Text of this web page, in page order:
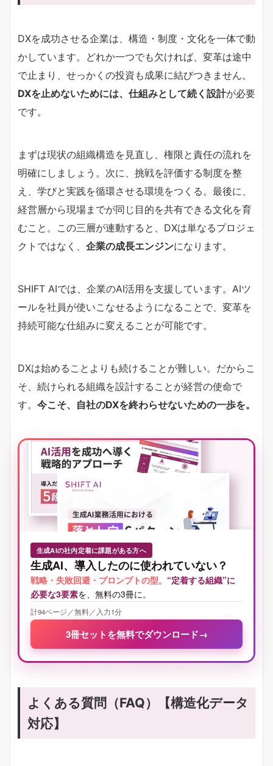
DXを成功させる企業は、構造・制度・文化を一体で動
かしています。どれか一つでも欠ければ、変革は途中
で止まり、せっかくの投資も成果に結びつきません。
DXを止めないためには、仕組みとして続く設計が必要
です。
まずは現状の組織構造を見直し、権限と責任の流れを
明確にしましょう。次に、挑戦を評価する制度を整
え、学びと実践を循環させる環境をつくる。最後に、
経営層から現場までが同じ目的を共有できる文化を育
むこと。この三層が連動すると、DXは単なるプロジェ
クトではなく、 企業の成長エンジンになります。
SHIFT AIでは、企業のAI活用を支援しています。AIツ
ールを社員が使いこなせるようになることで、変革を
持続可能な仕組みに変えることが可能です。
DXは始めることよりも続けることが難しい。だからこ
そ、続けられる組織を設計することが経営の使命で
す。 今こそ、自社のDXを終わらせないための一歩を。
生成AIの社内定着に課題がある方へ
生成AI、導入したのに使われていない？
戦略・失敗回避・プロンプトの型。 “定着する組織”に
必要な3要素を、無料の3冊に。
計94ページ／無料／入力1分
3冊セットを無料でダウンロード→
よくある質問（FAQ）【構造化データ
対応】